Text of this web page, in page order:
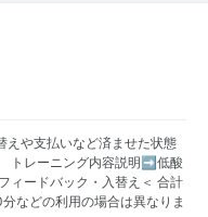
えや支払いなど済ませた状態
トレーニング内容説明➡低酸
ィードバック・入替え＜ 合計
などの利用の場合は異なりま